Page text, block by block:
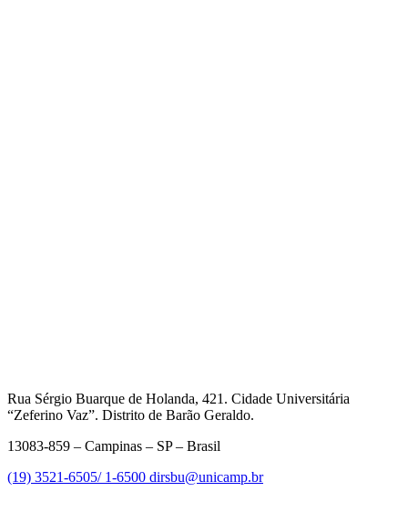
Rua Sérgio Buarque de Holanda, 421. Cidade Universitária
“Zeferino Vaz”. Distrito de Barão Geraldo.
13083-859 – Campinas – SP – Brasil
(19) 3521-6505/ 1-6500 dirsbu@unicamp.br